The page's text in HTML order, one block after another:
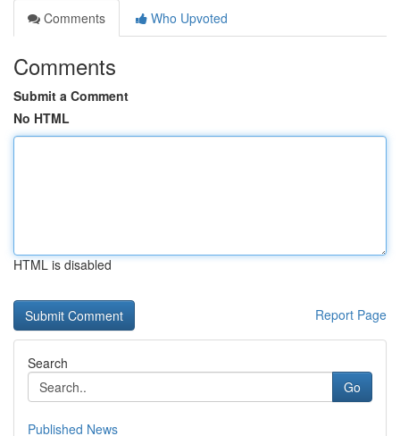
Comments
Who Upvoted
Comments
Submit a Comment
No HTML
HTML is disabled
Report Page
Search
Go
Published News